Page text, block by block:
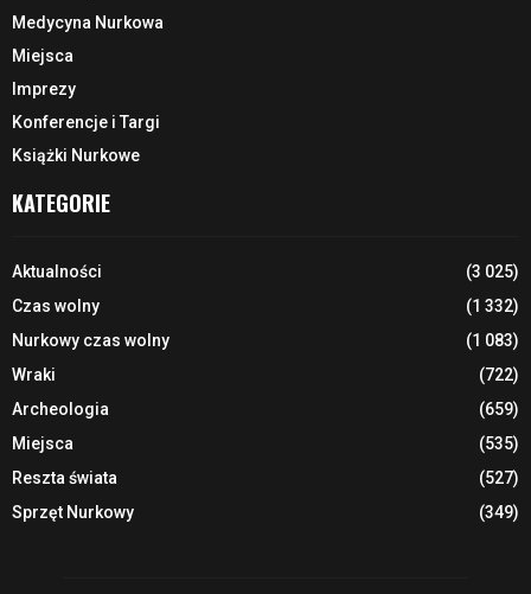
Medycyna Nurkowa
Miejsca
Imprezy
Konferencje i Targi
Książki Nurkowe
KATEGORIE
Aktualności
(3 025)
Czas wolny
(1 332)
Nurkowy czas wolny
(1 083)
Wraki
(722)
Archeologia
(659)
Miejsca
(535)
Reszta świata
(527)
Sprzęt Nurkowy
(349)